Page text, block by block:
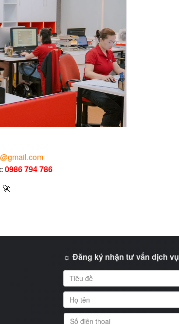
0986 794 786
🚀
☼ Đăng ký nhận tư vấn dịch